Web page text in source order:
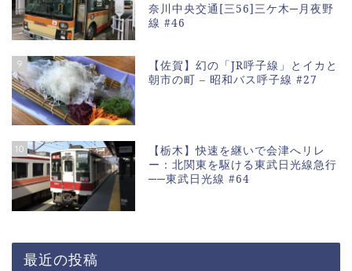
奈川中央交通[三56]三ケ木─月夜野
線 #46
9
【佐賀】幻の「JR呼子線」とイカと
朝市の町 – 昭和バス呼子線 #27
10
【栃木】快速を継いで会津へリレ
ー：北関東を駆ける東武日光線急行
──東武日光線 #64
最近の投稿